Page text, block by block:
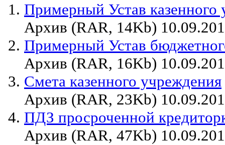
Примерный Устав казенного
Архив (RAR, 14Kb)
Примерный Устав
Архив (RAR, 16Kb)
Смета казенного учреждения
Архив (RAR, 23Kb)
ПДЗ просроченной
Архив (RAR, 47Kb)